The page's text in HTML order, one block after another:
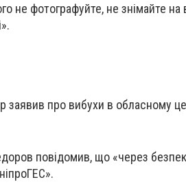
не фотографуйте, не знімайте на
заявив про вибухи в обласному
повідомив, що «через